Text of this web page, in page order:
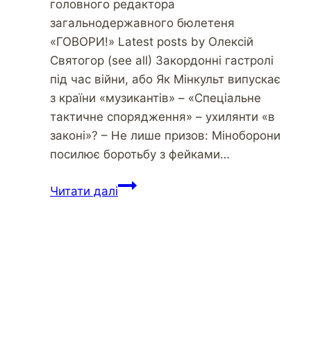
головного редактора
загальнодержавного бюлетеня
«ГОВОРИ!» Latest posts by Олексій
Святогор (see all) Закордонні гастролі
під час війни, або Як Мінкульт випускає
з країни «музикантів» – «Спеціальне
тактичне спорядження» – ухилянти «в
законі»? – Не лише призов: Міноборони
посилює боротьбу з фейками…
Читати даліОлена